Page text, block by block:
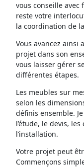
vous conseille
reste votre
la coordination de
Vous avancez ainsi
projet dans son
vous laisser gérer
différentes étapes.
Les meubles sur
selon les
définis ensemble.
l’étude, le devis,
l’installation.
Votre projet peut
Commençons